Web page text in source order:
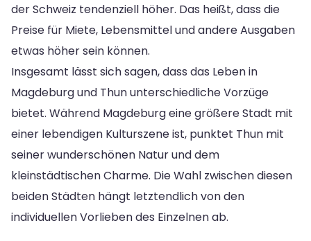
der Schweiz tendenziell höher. Das heißt, dass die
Preise für Miete, Lebensmittel und andere Ausgaben
etwas höher sein können.
Insgesamt lässt sich sagen, dass das Leben in
Magdeburg und Thun unterschiedliche Vorzüge
bietet. Während Magdeburg eine größere Stadt mit
einer lebendigen Kulturszene ist, punktet Thun mit
seiner wunderschönen Natur und dem
kleinstädtischen Charme. Die Wahl zwischen diesen
beiden Städten hängt letztendlich von den
individuellen Vorlieben des Einzelnen ab.